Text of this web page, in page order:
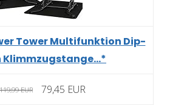
Tower Multifunktion Dip-
119,99 EUR 79,45 EUR